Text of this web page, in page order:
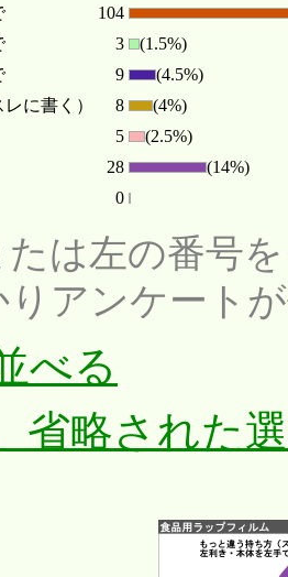
104
3
(1.5%)
9
(4.5%)
に書く） 8
(4%)
5
(2.5%)
28
(14%)
0
は左の番号
りアンケート
べる
省略された